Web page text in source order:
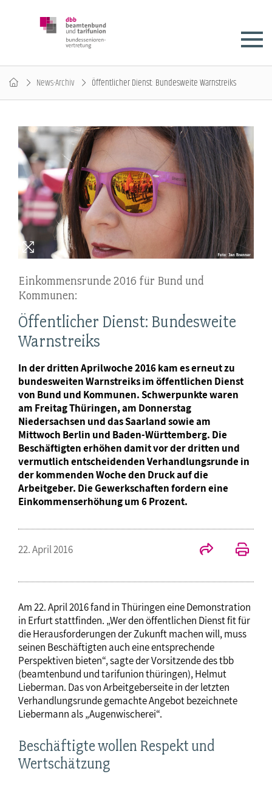
News-Archiv Öffentlicher Dienst: Bundesweite Warnstreiks
Einkommensrunde 2016 für Bund und
Kommunen:
Öffentlicher Dienst: Bundesweite
Warnstreiks
In der dritten Aprilwoche 2016 kam es erneut zu
bundesweiten Warnstreiks im öffentlichen Dienst
von Bund und Kommunen. Schwerpunkte waren
am Freitag Thüringen, am Donnerstag
Niedersachsen und das Saarland sowie am
Mittwoch Berlin und Baden-Württemberg. Die
Beschäftigten erhöhen damit vor der dritten und
vermutlich entscheidenden Verhandlungsrunde in
der kommenden Woche den Druck auf die
Arbeitgeber. Die Gewerkschaften fordern eine
Einkommenserhöhung um 6 Prozent.
22. April 2016
Am 22. April 2016 fand in Thüringen eine Demonstration
in Erfurt stattfinden. „Wer den öffentlichen Dienst fit für
die Herausforderungen der Zukunft machen will, muss
seinen Beschäftigten auch eine entsprechende
Perspektiven bieten“, sagte der Vorsitzende des tbb
(beamtenbund und tarifunion thüringen), Helmut
Lieberman. Das von Arbeitgeberseite in der letzten
Verhandlungsrunde gemachte Angebot bezeichnete
Liebermann als „Augenwischerei“.
Beschäftigte wollen Respekt und
Wertschätzung